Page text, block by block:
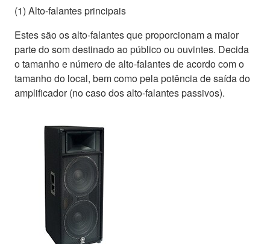
(1) Alto-falantes principais
Estes são os alto-falantes que proporcionam a maior
parte do som destinado ao público ou ouvintes. Decida
o tamanho e número de alto-falantes de acordo com o
tamanho do local, bem como pela potência de saída do
amplificador (no caso dos alto-falantes passivos).